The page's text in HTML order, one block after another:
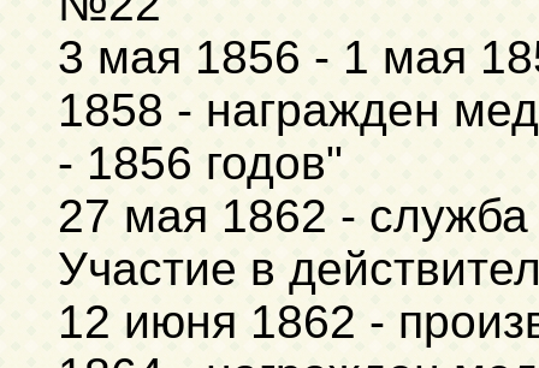
3 мая 1856 - 1 мая
1858 - награжден
- 1856 годов"
27 мая 1862 -
Участие в
12 июня 1862 -